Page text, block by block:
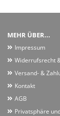
MEHR ÜBER...
Impressum
Widerrufsrecht
Versand- &
Kontakt
AGB
Privatsphäre